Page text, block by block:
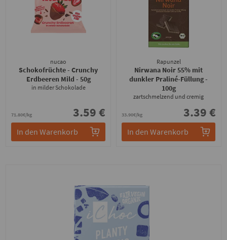
nucao
Schokofrüchte - Crunchy
Erdbeeren Mild - 50g
in milder Schokolade
71.80€/kg 3.59 €
In den Warenkorb
Rapunzel
Nirwana Noir 55% mit
dunkler Praliné-Füllung-
100g
zartschmelzend und cremig
33.90€/kg 3.39 €
In den Warenkorb